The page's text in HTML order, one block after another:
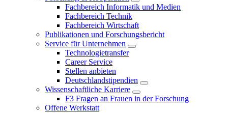
Fachbereich Informatik und Medien
Fachbereich Technik
Fachbereich Wirtschaft
Publikationen und Forschungsbericht
Service für Unternehmen
Technologietransfer
Career Service
Stellen anbieten
Deutschlandstipendien
Wissenschaftliche Karriere
F3 Fragen an Frauen in der Forschung
Offene Werkstatt